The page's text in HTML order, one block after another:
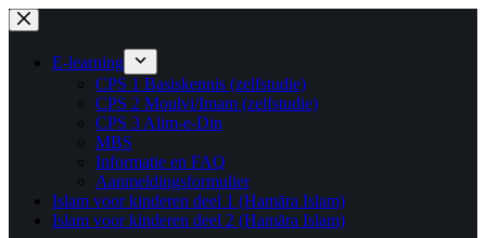
Ga
naar
inhoud
E-learning
CPS 1 Basiskennis (zelfstudie)
CPS 2 Moulvi/Imam (zelfstudie)
CPS 3 Alim-e-Din
MBS
Informatie en FAQ
Aanmeldingsformulier
Islam voor kinderen deel 1 (Hamāra Islam)
Islam voor kinderen deel 2 (Hamāra Islam)